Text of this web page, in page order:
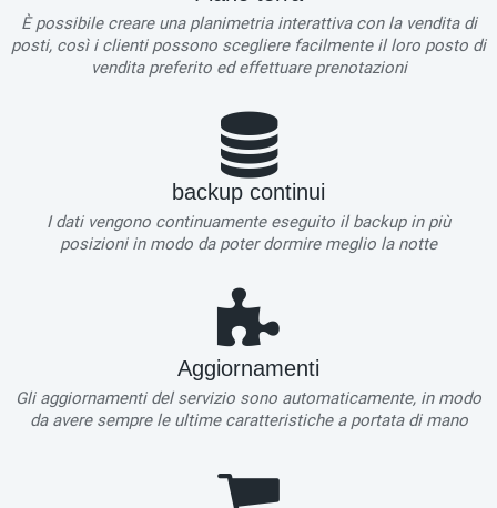
È possibile creare una planimetria interattiva con la vendita di
posti, così i clienti possono scegliere facilmente il loro posto di
vendita preferito ed effettuare prenotazioni
backup continui
I dati vengono continuamente eseguito il backup in più
posizioni in modo da poter dormire meglio la notte
Aggiornamenti
Gli aggiornamenti del servizio sono automaticamente, in modo
da avere sempre le ultime caratteristiche a portata di mano